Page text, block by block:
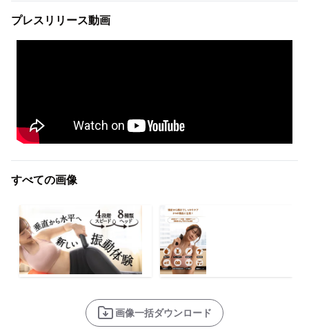
プレスリリース動画
すべての画像
画像一括ダウンロード